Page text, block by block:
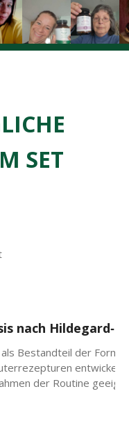
SET
nach
Bestandteil der
entwickelt
der Routine